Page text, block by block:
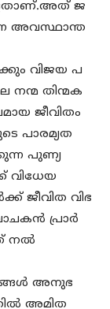
ജ
അവസ്ഥാന്ത
വിജയ പ
നന്മ തിന്മക
ജീവിതം
പാരമ്യത
പുണ്യ
വിധേയ
ജീവിത വിഭ
പ്രാർ
നൽ
അനുഭ
അമിത